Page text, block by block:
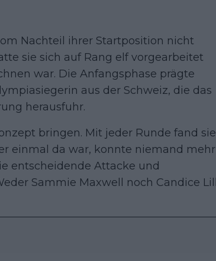
Nachteil ihrer Startposition nicht
sie sich auf Rang elf vorgearbeitet
war. Die Anfangsphase prägte
aus der Schweiz, die das
herausfuhr.
bringen. Mit jeder Runde fand sie
einmal da war, konnte niemand mehr
entscheidende Attacke und
Sammie Maxwell noch Candice Lill